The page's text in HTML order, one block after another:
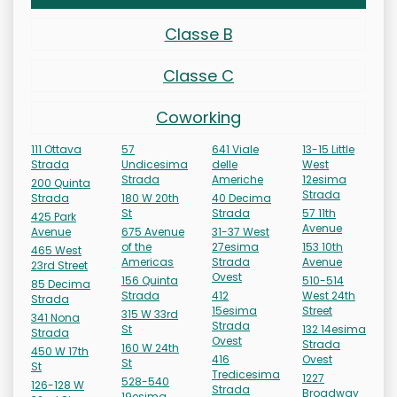
Classe B
Classe C
Coworking
111 Ottava
Strada
200 Quinta
Strada
425 Park
Avenue
465 West
23rd Street
85 Decima
Strada
341 Nona
Strada
450 W 17th
St
126-128 W
57
Undicesima
Strada
180 W 20th
St
675 Avenue
of the
Americas
156 Quinta
Strada
315 W 33rd
St
160 W 24th
St
528-540
641 Viale
delle
Americhe
40 Decima
Strada
31-37 West
27esima
Strada
Ovest
412
15esima
Strada
Ovest
416
Tredicesima
Strada
13-15 Little
West
12esima
Strada
57 11th
Avenue
153 10th
Avenue
510-514
West 24th
Street
132 14esima
Strada
Ovest
1227
Broadway